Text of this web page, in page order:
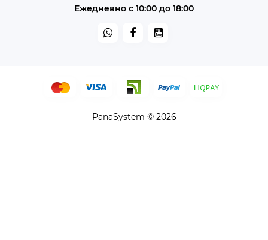
Ежедневно с 10:00 до 18:00
PanaSystem © 2026